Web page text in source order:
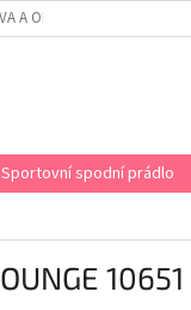
A OPRAVA PRÁDLA NA MÍRU
Sportovní spodní prádlo
10651